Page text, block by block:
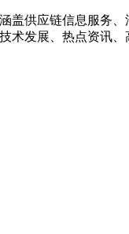
盖供应链信息服务
术发展、热点资讯